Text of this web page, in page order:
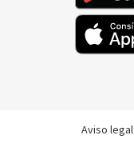
Aviso legal